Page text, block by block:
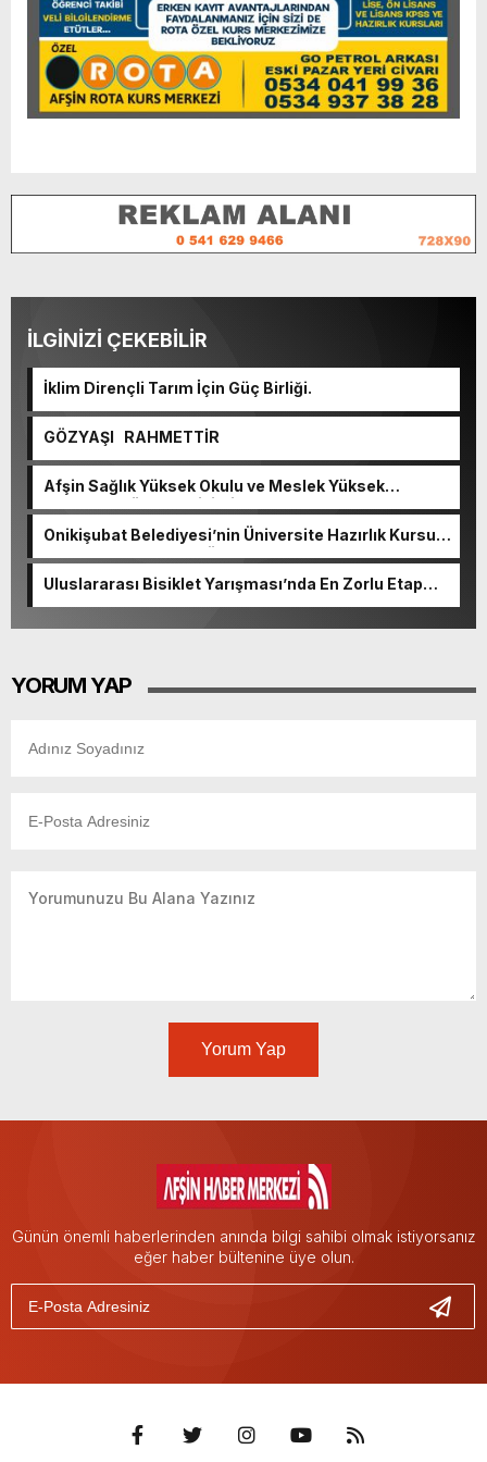
İLGİNİZİ ÇEKEBİLİR
İklim Dirençli Tarım İçin Güç Birliği.
GÖZYAŞI RAHMETTİR
Afşin Sağlık Yüksek Okulu ve Meslek Yüksek
Okulunda görev değişimi!
Onikişubat Belediyesi’nin Üniversite Hazırlık Kursu
başvurularında son gün 7 Ağustos.
Uluslararası Bisiklet Yarışması’nda En Zorlu Etap
YORUM YAP
Yorum Yap
Günün önemli haberlerinden anında bilgi sahibi olmak istiyorsanız
eğer haber bültenine üye olun.